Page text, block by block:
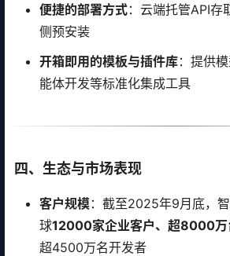
便捷的部署方式：云端托管API存
侧预安装
开箱即用的模板与插件库：提供
能体开发等标准化集成工具
四、生态与市场表现
客户规模：截至2025年9月底，
球12000家企业客户、超8000万
超4500万名开发者